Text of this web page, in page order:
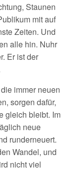
Staunen
mit auf
Zeiten. Und
alle hin. Nuhr
Er ist der
immer neuen
sorgen dafür,
gleich bleibt. Im
neue
runderneuert.
Wandel, und
nicht viel